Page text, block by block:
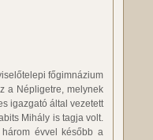
főgimnázium
a Népligetre, melynek
igazgató által vezetett
Mihály is tagja volt.
évvel később a